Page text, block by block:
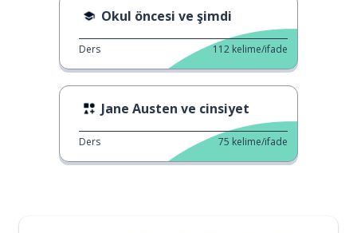
Okul öncesi ve şimdi
Ders 112 kelime/ifade
Jane Austen ve cinsiyet
Ders 75 kelime/ifade